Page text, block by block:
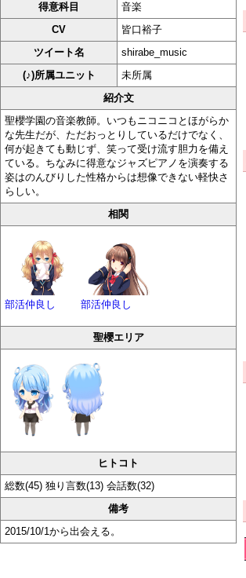
得意科目
音楽
CV
皆口裕子
ツイート名
shirabe_music
(♪)所属ユニット
未所属
紹介文
聖櫻学園の音楽教師。いつもニコニコとほがらか
な先生だが、ただおっとりしているだけでなく、
何が起きても動じず、笑って受け流す胆力を備え
ている。ちなみに得意なジャズピアノを演奏する
姿はのんびりした性格からは想像できない軽快さ
らしい。
相関
部活仲良し 部活仲良し
聖櫻エリア
ヒトコト
総数(45) 独り言数(13) 会話数(32)
備考
2015/10/1から出会える。